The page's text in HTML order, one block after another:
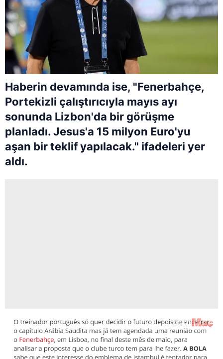
Haberin devamında ise, "Fenerbahçe,
Portekizli çalıştırıcıyla mayıs ayı
sonunda Lizbon'da bir görüşme
planladı. Jesus'a 15 milyon Euro'yu
aşan bir teklif yapılacak." ifadeleri yer
aldı.